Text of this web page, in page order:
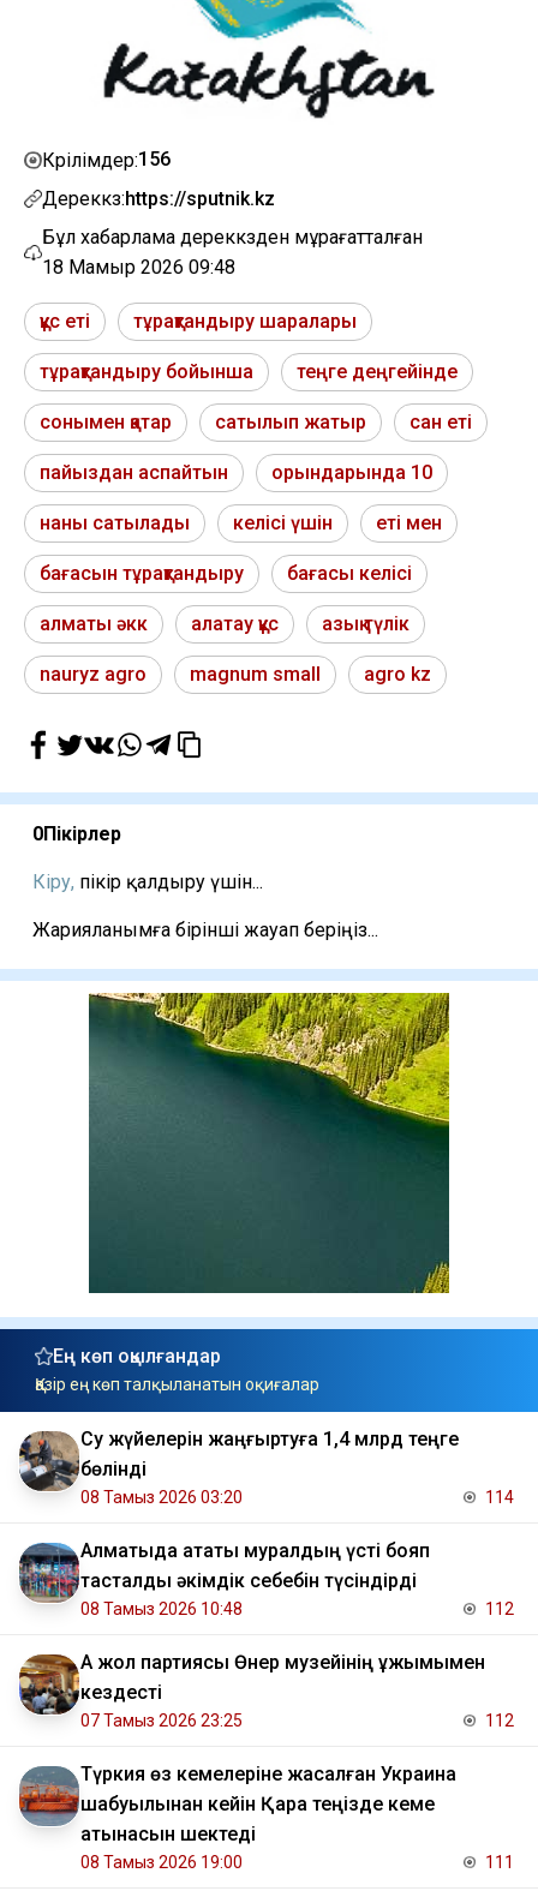
Көрілімдер:156
Дереккөз:https://sputnik.kz
Бұл хабарлама дереккөзден мұрағатталған
18 Мамыр 2026 09:48
құс еті тұрақтандыру шаралары
тұрақтандыру бойынша теңге деңгейінде
сонымен қатар сатылып жатыр сан еті
пайыздан аспайтын орындарында 10
наны сатылады келісі үшін еті мен
бағасын тұрақтандыру бағасы келісі
алматы әкк алатау құс азық түлік
nauryz agro magnum small agro kz
0Пікірлер
Кіру, пікір қалдыру үшін...
Жарияланымға бірінші жауап беріңіз...
Ең көп оқылғандар
Қазір ең көп талқыланатын оқиғалар
Су жүйелерін жаңғыртуға 1,4 млрд теңге
бөлінді
08 Тамыз 2026 03:20 114
Алматыда атақты муралдың үсті бояп
тасталды әкімдік себебін түсіндірді
08 Тамыз 2026 10:48 112
Ақ жол партиясы Өнер музейінің ұжымымен
кездесті
07 Тамыз 2026 23:25 112
Түркия өз кемелеріне жасалған Украина
шабуылынан кейін Қара теңізде кеме
қатынасын шектеді
08 Тамыз 2026 19:00 111